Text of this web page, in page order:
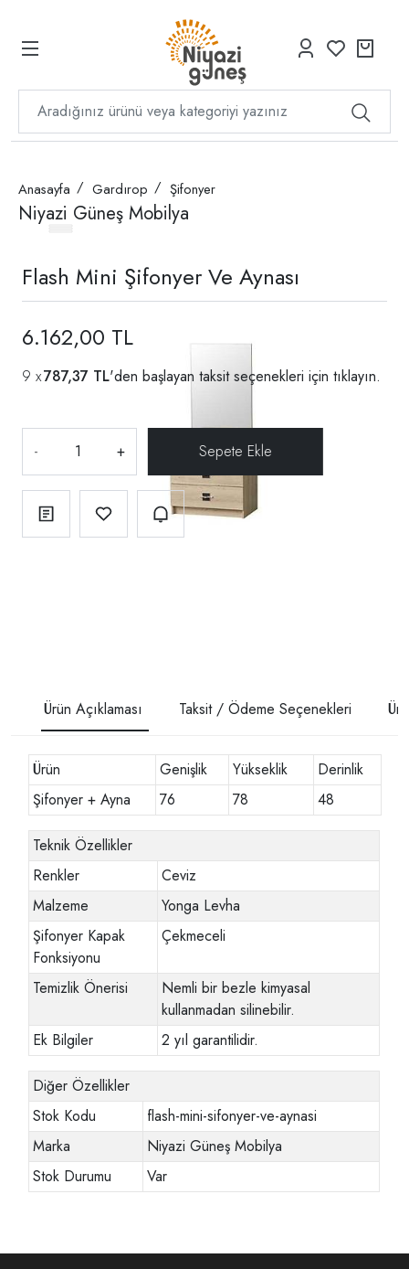
Anasayfa Gardırop Şifonyer
Niyazi Güneş Mobilya
Flash Mini Şifonyer Ve Aynası
6.162,00 TL
787,37 TL'den başlayan taksit seçenekleri için tıklayın.
- +
Ürün Açıklaması Taksit / Ödeme Seçenekleri
Ürün Genişlik Yükseklik
Derinlik
Şifonyer + Ayna
76 78 48
Teknik Özellikler
Renkler
Ceviz
Malzeme
Yonga Levha
Şifonyer Kapak
Fonksiyonu
Çekmeceli
Temizlik Önerisi
Nemli bir bezle kimyasal
kullanmadan silinebilir.
Ek Bilgiler
2 yıl garantilidir.
Diğer Özellikler
Stok Kodu
flash-mini-sifonyer-ve-aynasi
Marka
Niyazi Güneş Mobilya
Stok Durumu
Var